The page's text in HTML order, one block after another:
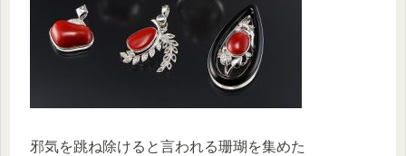
邪気を跳ね除けると言われる珊瑚を集めた